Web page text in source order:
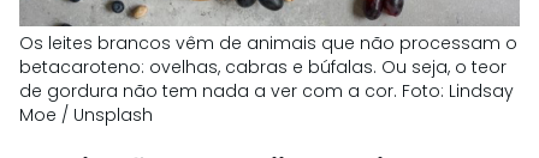
Os leites brancos vêm de animais que não processam o
betacaroteno: ovelhas, cabras e búfalas. Ou seja, o teor
de gordura não tem nada a ver com a cor. Foto: Lindsay
Moe / Unsplash